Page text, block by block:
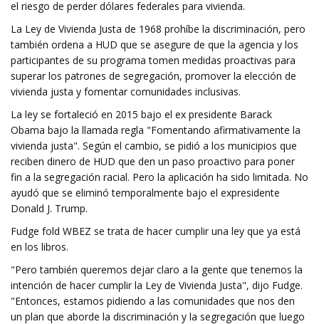
el riesgo de perder dólares federales para vivienda.
La Ley de Vivienda Justa de 1968 prohíbe la discriminación, pero
también ordena a HUD que se asegure de que la agencia y los
participantes de su programa tomen medidas proactivas para
superar los patrones de segregación, promover la elección de
vivienda justa y fomentar comunidades inclusivas.
La ley se fortaleció en 2015 bajo el ex presidente Barack
Obama bajo la llamada regla "Fomentando afirmativamente la
vivienda justa". Según el cambio, se pidió a los municipios que
reciben dinero de HUD que den un paso proactivo para poner
fin a la segregación racial. Pero la aplicación ha sido limitada. No
ayudó que se eliminó temporalmente bajo el expresidente
Donald J. Trump.
Fudge fold WBEZ se trata de hacer cumplir una ley que ya está
en los libros.
"Pero también queremos dejar claro a la gente que tenemos la
intención de hacer cumplir la Ley de Vivienda Justa", dijo Fudge.
"Entonces, estamos pidiendo a las comunidades que nos den
un plan que aborde la discriminación y la segregación que luego